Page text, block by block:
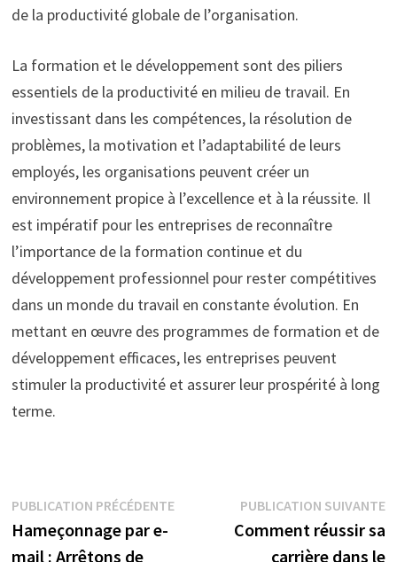
de la productivité globale de l’organisation.
La formation et le développement sont des piliers
essentiels de la productivité en milieu de travail. En
investissant dans les compétences, la résolution de
problèmes, la motivation et l’adaptabilité de leurs
employés, les organisations peuvent créer un
environnement propice à l’excellence et à la réussite. Il
est impératif pour les entreprises de reconnaître
l’importance de la formation continue et du
développement professionnel pour rester compétitives
dans un monde du travail en constante évolution. En
mettant en œuvre des programmes de formation et de
développement efficaces, les entreprises peuvent
stimuler la productivité et assurer leur prospérité à long
terme.
Navigation
de
PUBLICATION PRÉCÉDENTEPublication
précédente :
Hameçonnage par e-
mail : Arrêtons de
PUBLICATION SUIVANTE
Comment réussir sa
carrière dans le